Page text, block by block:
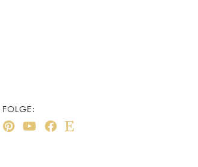
FOLGE: